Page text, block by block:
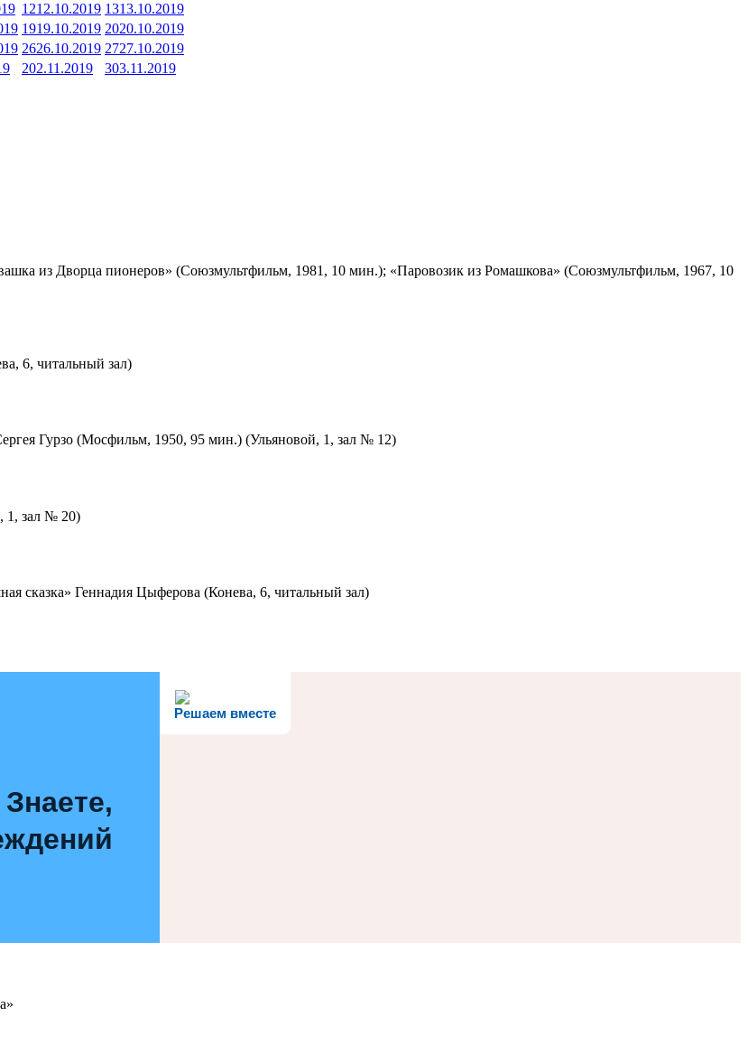
1212.10.2019 1313.10.2019
1919.10.2019 2020.10.2019
2626.10.2019 2727.10.2019
202.11.2019 303.11.2019
из Дворца пионеров» (Союзмультфильм, 1981, 10 мин.); «Паровозик из Ромашкова» (Союзмультфильм, 1967, 10
6, читальный зал)
Гурзо (Мосфильм, 1950, 95 мин.) (Ульяновой, 1, зал № 12)
1, зал № 20)
сказка» Геннадия Цыферова (Конева, 6, читальный зал)
Решаем вместе